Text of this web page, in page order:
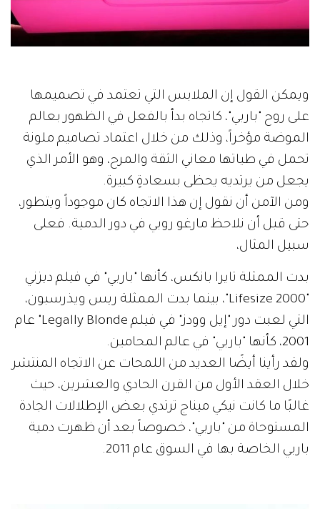
ويمكن القول إن الملابس التي تعتمد في تصميمها
على روح "باربي"، كاتجاه بدأ بالفعل في الظهور بعالم
الموضة مؤخراً، وذلك من خلال اعتماد تصاميم ملونة
تحمل في طياتها معاني الثقة والمرح، وهو الأمر الذي
يجعل من يرتديه يحظى بسعادةٍ كبيرة.
ومن الآمن أن نقول إن هذا الاتجاه كان موجوداً ويتطور،
حتى قبل أن نلاحظ مارغو روبي في دور الدمية. فعلى
سبيل المثال،
بدت الممثلة تايرا بانكس، كأنها "باربي" في فيلم ديزني
"2000 Lifesize"، بينما بدت الممثلة ريس ويذرسبون،
التي لعبت دور "إيل وودز" في فيلم Legally Blonde" عام
2001، كأنها "باربي" في عالم المحامين.
ولقد رأينا أيضًا العديد من اللمحات عن الاتجاه المنتشر
خلال العقد الأول من القرن الحادي والعشرين، حيث
غالبًا ما كانت نيكي ميناج ترتدي بعض الإطلالات الجادة
المستوحاة من "باربي"، خصوصاً بعد أن ظهرت دمية
باربي الخاصة بها في السوق عام 2011.